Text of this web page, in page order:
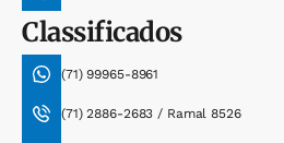
Classificados
(71) 99965-8961
(71) 2886-2683 / Ramal 8526